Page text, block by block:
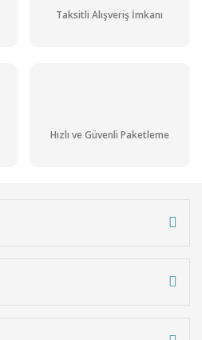
Taksitli Alışveriş İmkanı
Hızlı ve Güvenli Paketleme